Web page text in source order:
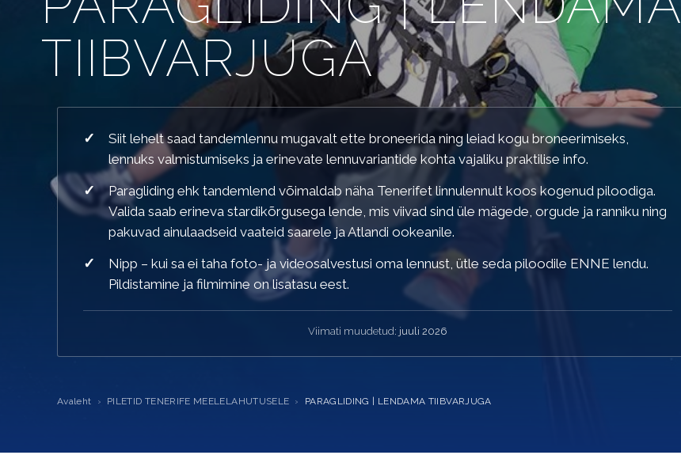
TIIBVARJUGA
PARAGLIDING EHK TANDEMLEND LÜHIDALT
Siit lehelt saad tandemlennu mugavalt ette broneerida ning leiad kogu broneerimiseks,
lennuks valmistumiseks ja erinevate lennuvariantide kohta vajaliku praktilise info.
Paragliding ehk tandemlend võimaldab näha Tenerifet linnulennult koos kogenud piloodiga.
Valida saab erineva stardikõrgusega lende, mis viivad sind üle mägede, orgude ja ranniku ning
pakuvad ainulaadseid vaateid saarele ja Atlandi ookeanile.
Nipp – kui sa ei taha foto- ja videosalvestusi oma lennust, ütle seda piloodile ENNE lendu.
Pildistamine ja filmimine on lisatasu eest.
Viimati muudetud: juuli 2026
Avaleht › PILETID TENERIFE MEELELAHUTUSELE › PARAGLIDING | LENDAMA TIIBVARJUGA